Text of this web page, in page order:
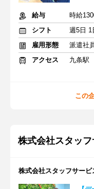
給与
時給
シフト
週5日 1
雇用形態
派遣社
アクセス
九条駅
この
株式会社スタッ
株式会社スタッフサービ